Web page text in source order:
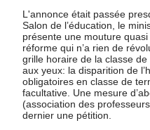
L'annonce était passée
Salon de l’éducation, le
présente une mouture
réforme qui n’a rien de
grille horaire de la classe
aux yeux: la disparition de
obligatoires en classe de
facultative. Une mesure
(association des
dernier une pétition.